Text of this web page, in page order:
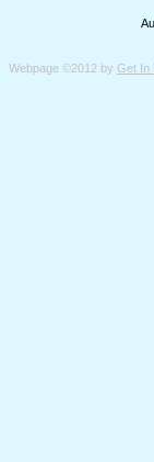
Webpage ©2012 by Get In